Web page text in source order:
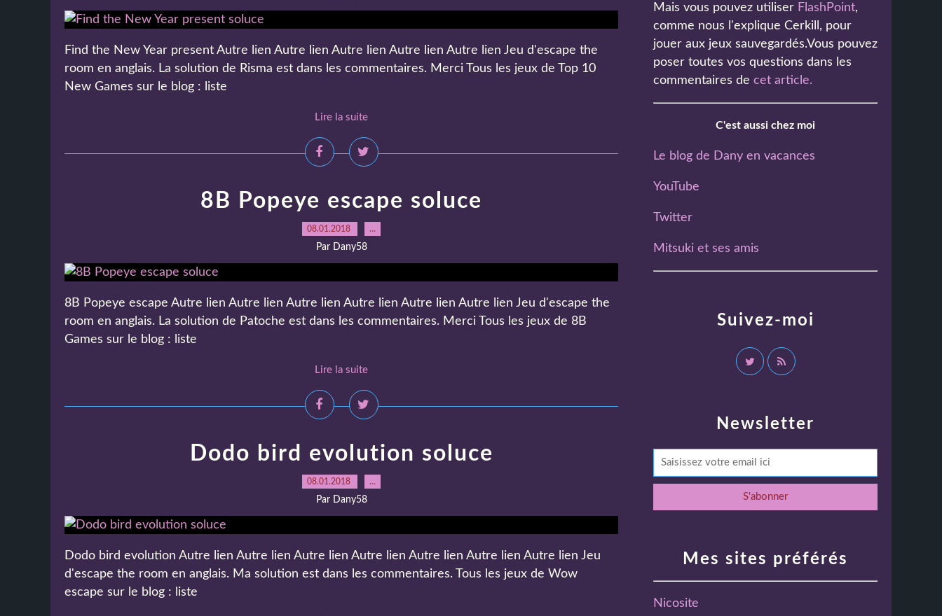
Find the New Year present Autre lien Autre lien Autre lien Autre lien Autre lien Jeu d'escape the
room en anglais. La solution de Risma est dans les commentaires. Merci Tous les jeux de Top 10
New Games sur le blog : liste
Lire la suite
8B Popeye escape soluce
08.01.2018 …
Par Dany58
8B Popeye escape Autre lien Autre lien Autre lien Autre lien Autre lien Autre lien Jeu d'escape the
room en anglais. La solution de Patoche est dans les commentaires. Merci Tous les jeux de 8B
Games sur le blog : liste
Lire la suite
Dodo bird evolution soluce
08.01.2018 …
Par Dany58
Dodo bird evolution Autre lien Autre lien Autre lien Autre lien Autre lien Autre lien Autre lien Jeu
d'escape the room en anglais. Ma solution est dans les commentaires. Tous les jeux de Wow
escape sur le blog : liste
Newsletter
Suivez-moi
Mes sites préférés
Nicosite
Mais vous pouvez utiliser FlashPoint,
comme nous l'explique Cerkill, pour
jouer aux jeux sauvegardés.Vous pouvez
poser toutes vos questions dans les
commentaires de cet article.
C'est aussi chez moi
Le blog de Dany en vacances
YouTube
Twitter
Mitsuki et ses amis